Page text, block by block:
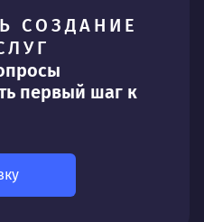
СОЗДАНИЕ
первый шаг к